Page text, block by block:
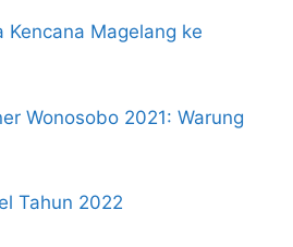
Kencana Magelang ke
Wonosobo 2021: Warung
Tahun 2022